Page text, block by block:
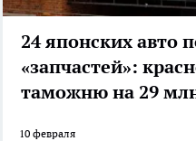
24 японских авто
«запчастей»:
таможню на 29
10 февраля